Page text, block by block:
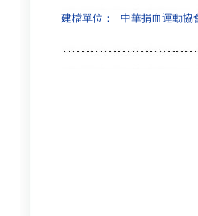
建檔單位： 中華捐血運動協